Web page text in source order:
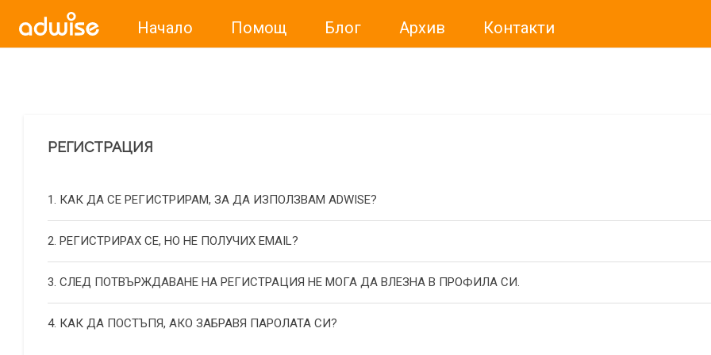
Начало Помощ Блог Архив Контакти
РЕГИСТРАЦИЯ
1. КАК ДА СЕ РЕГИСТРИРАМ, ЗА ДА ИЗПОЛЗВАМ ADWISE?
2. РЕГИСТРИРАХ СЕ, НО НЕ ПОЛУЧИХ EMAIL?
3. СЛЕД ПОТВЪРЖДАВАНЕ НА РЕГИСТРАЦИЯ НЕ МОГА ДА ВЛЕЗНА В ПРОФИЛА СИ.
4. КАК ДА ПОСТЪПЯ, АКО ЗАБРАВЯ ПАРОЛАТА СИ?